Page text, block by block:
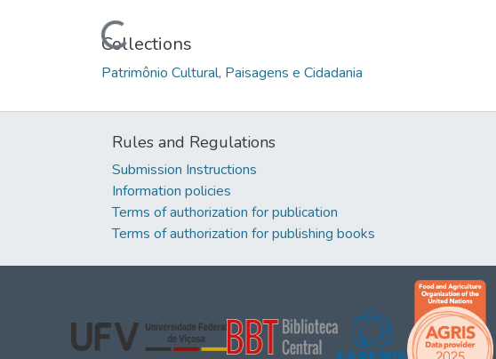
Loading...
Collections
Patrimônio Cultural, Paisagens e Cidadania
Rules and Regulations
Submission Instructions
Information policies
Terms of authorization for publication
Terms of authorization for publishing books